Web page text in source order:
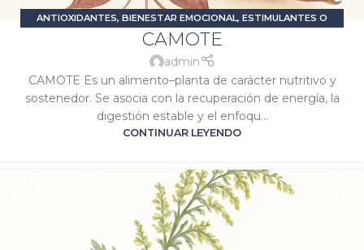
ANTIOXIDANTES, BIENESTAR EMOCIONAL, ESTIMULANTES O
PROBLEMAS DIGESTIVOS
SIGNATURA SATURNO
SIGNATURA VENUS
CAMOTE
admin
CAMOTE Es un alimento–planta de carácter nutritivo y
sostenedor. Se asocia con la recuperación de energía, la
digestión estable y el enfoqu...
CONTINUAR LEYENDO